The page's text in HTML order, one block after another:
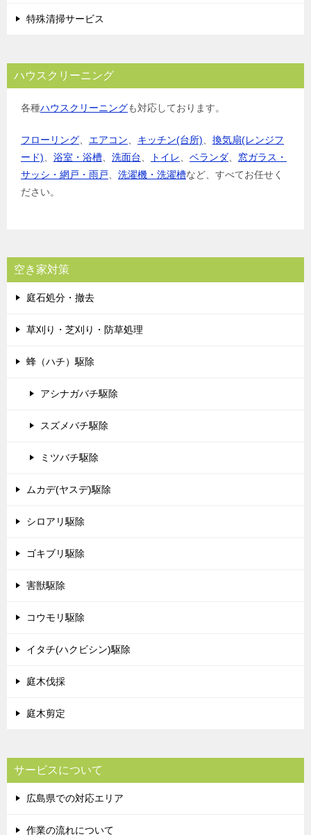
特殊清掃サービス
ハウスクリーニング
各種ハウスクリーニングも対応しております。
フローリング エアコン キッチン(台所)
換気扇(レンジフ
ード)
浴室・浴槽 洗面台 トイレ ベランダ
窓ガラス・
サッシ・網戸・雨戸
洗濯機・洗濯槽など、すべてお任せく
ださい。
空き家対策
庭石処分・撤去
草刈り・芝刈り・防草処理
蜂（ハチ）駆除
アシナガバチ駆除
スズメバチ駆除
ミツバチ駆除
ムカデ(ヤスデ)駆除
シロアリ駆除
ゴキブリ駆除
害獣駆除
コウモリ駆除
イタチ(ハクビシン)駆除
庭木伐採
庭木剪定
サービスについて
広島県での対応エリア
作業の流れについて